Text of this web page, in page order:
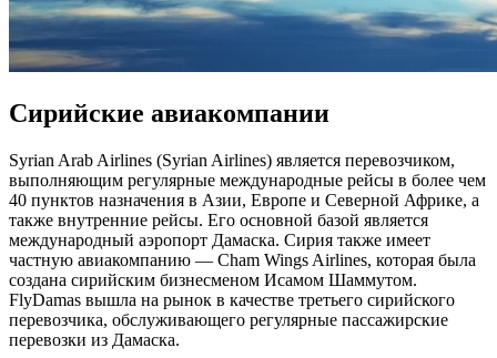
Сирийские авиакомпании
Syrian Arab Airlines (Syrian Airlines) является перевозчиком,
выполняющим регулярные международные рейсы в более чем
40 пунктов назначения в Азии, Европе и Северной Африке, а
также внутренние рейсы. Его основной базой является
международный аэропорт Дамаска. Сирия также имеет
частную авиакомпанию — Cham Wings Airlines, которая была
создана сирийским бизнесменом Исамом Шаммутом.
FlyDamas вышла на рынок в качестве третьего сирийского
перевозчика, обслуживающего регулярные пассажирские
перевозки из Дамаска.